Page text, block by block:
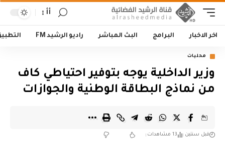
أأ
اخر الاخبار البرامج البث المباشر راديو الرشيد FM
محليات
وزير الداخلية يوجه بتوفير احتياطي كاف
من نماذج البطاقة الوطنية والجوازات
قبل سنتين 13 مشاهدات